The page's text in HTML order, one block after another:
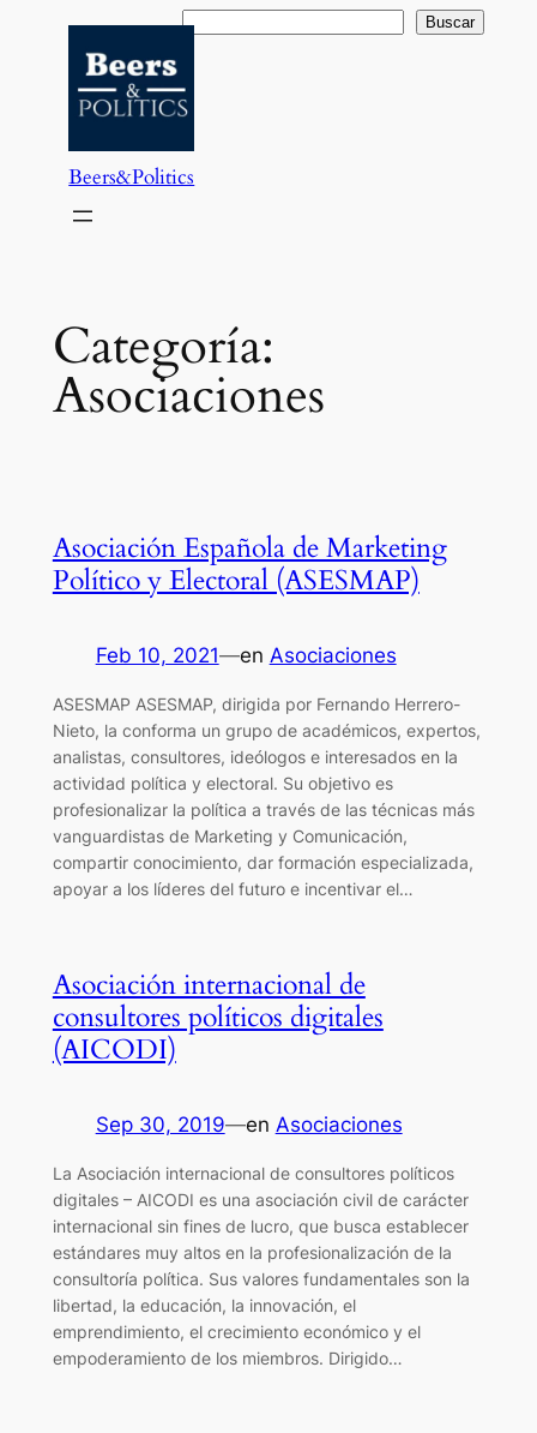
contenido
Buscar Buscar
Beers&Politics
Categoría:
Asociaciones
Asociación Española de Marketing
Político y Electoral (ASESMAP)
Feb 10, 2021—en Asociaciones
ASESMAP ASESMAP, dirigida por Fernando Herrero-
Nieto, la conforma un grupo de académicos, expertos,
analistas, consultores, ideólogos e interesados en la
actividad política y electoral. Su objetivo es
profesionalizar la política a través de las técnicas más
vanguardistas de Marketing y Comunicación,
compartir conocimiento, dar formación especializada,
apoyar a los líderes del futuro e incentivar el…
Asociación internacional de
consultores políticos digitales
(AICODI)
Sep 30, 2019—en Asociaciones
La Asociación internacional de consultores políticos
digitales – AICODI es una asociación civil de carácter
internacional sin fines de lucro, que busca establecer
estándares muy altos en la profesionalización de la
consultoría política. Sus valores fundamentales son la
libertad, la educación, la innovación, el
emprendimiento, el crecimiento económico y el
empoderamiento de los miembros. Dirigido…